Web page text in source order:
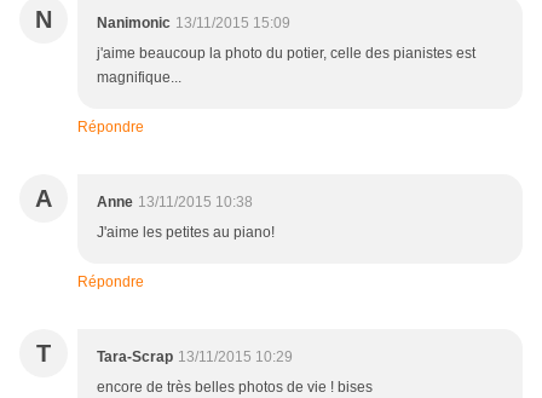
N Nanimonic 13/11/2015 15:09
j'aime beaucoup la photo du potier, celle des pianistes est
magnifique...
Répondre
A Anne 13/11/2015 10:38
J'aime les petites au piano!
Répondre
T Tara-Scrap 13/11/2015 10:29
encore de très belles photos de vie ! bises